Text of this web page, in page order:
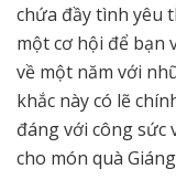
chứa đầy tình yêu
một cơ hội để bạn
về một năm với
khắc này có lẽ
đáng với công sức
cho món quà